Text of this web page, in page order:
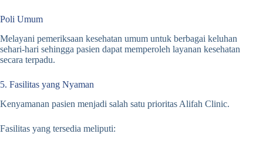
Poli Umum
Melayani pemeriksaan kesehatan umum untuk berbagai keluhan
sehari-hari sehingga pasien dapat memperoleh layanan kesehatan
secara terpadu.
5. Fasilitas yang Nyaman
Kenyamanan pasien menjadi salah satu prioritas Alifah Clinic.
Fasilitas yang tersedia meliputi: